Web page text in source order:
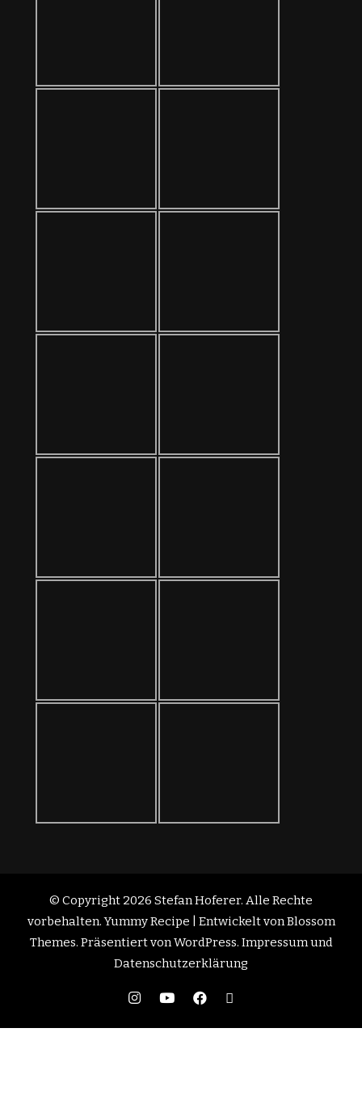
© Copyright 2026 Stefan Hoferer. Alle Rechte
vorbehalten.Yummy Recipe | Entwickelt vonBlossom
Themes. Präsentiert vonWordPress. Impressum und
Datenschutzerklärung